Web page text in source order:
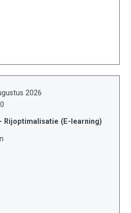
2026
Rijoptimalisatie (E-learning)